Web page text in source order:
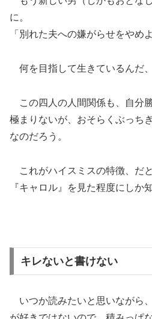
に。
「別れた夫への嫌がらせをやめ
何を目指して生きているんだ、
この四人の人間関係も、自分
極まりないが、おそらくぶっち
なのだろう。
これがハイスミスの特徴、だ
『キャロル』を見た程度にしか
キレないと書けない
いつか読みたいと思いながら